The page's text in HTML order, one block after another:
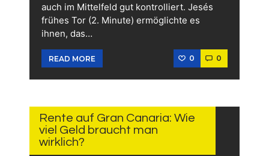
auch im Mittelfeld gut kontrolliert. Jesés
frühes Tor (2. Minute) ermöglichte es
ihnen, das…
READ MORE 0 0
2026
Rente auf Gran Canaria: Wie
viel Geld braucht man
wirklich?